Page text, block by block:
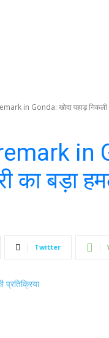
in Gonda: खोदा पहाड़ निकली
in
का बड़ा
Twitter